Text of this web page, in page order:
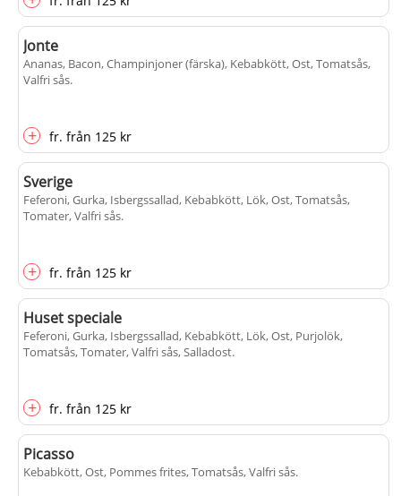
Jonte
Ananas, Bacon, Champinjoner (färska), Kebabkött, Ost, Tomatsås,
Valfri sås.
+ fr. från 125 kr
Sverige
Feferoni, Gurka, Isbergssallad, Kebabkött, Lök, Ost, Tomatsås,
Tomater, Valfri sås.
+ fr. från 125 kr
Huset speciale
Feferoni, Gurka, Isbergssallad, Kebabkött, Lök, Ost, Purjolök,
Tomatsås, Tomater, Valfri sås, Salladost.
+ fr. från 125 kr
Picasso
Kebabkött, Ost, Pommes frites, Tomatsås, Valfri sås.